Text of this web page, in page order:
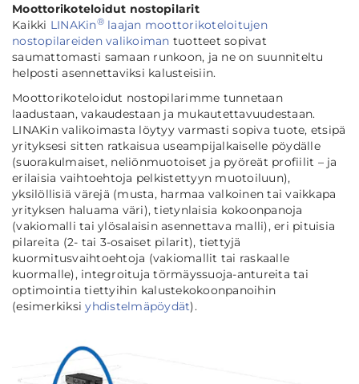
Moottorikoteloidut nostopilarit
Kaikki LINAKin®laajan moottorikoteloitujen
nostopilareiden valikoiman tuotteet sopivat
saumattomasti samaan runkoon, ja ne on suunniteltu
helposti asennettaviksi kalusteisiin.
Moottorikoteloidut nostopilarimme tunnetaan
laadustaan, vakaudestaan ja mukautettavuudestaan.
LINAKin valikoimasta löytyy varmasti sopiva tuote, etsipä
yrityksesi sitten ratkaisua useampijalkaiselle pöydälle
(suorakulmaiset, neliönmuotoiset ja pyöreät profiilit – ja
erilaisia vaihtoehtoja pelkistettyyn muotoiluun),
yksilöllisiä värejä (musta, harmaa valkoinen tai vaikkapa
yrityksen haluama väri), tietynlaisia kokoonpanoja
(vakiomalli tai ylösalaisin asennettava malli), eri pituisia
pilareita (2- tai 3-osaiset pilarit), tiettyjä
kuormitusvaihtoehtoja (vakiomallit tai raskaalle
kuormalle), integroituja törmäyssuoja-antureita tai
optimointia tiettyihin kalustekokoonpanoihin
(esimerkiksiyhdistelmäpöydät).